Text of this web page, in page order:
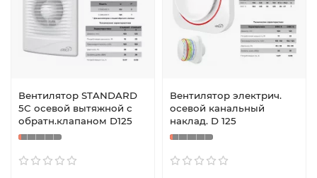
Вентилятор STANDARD
5C осевой вытяжной с
обратн.клапаном D125
Вентилятор электрич.
осевой канальный
наклад. D 125